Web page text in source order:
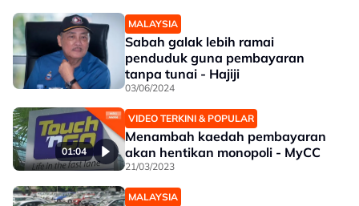
MALAYSIA
Sabah galak lebih ramai
penduduk guna pembayaran
tanpa tunai - Hajiji
03/06/2024
01:04
VIDEO TERKINI & POPULAR
Menambah kaedah pembayaran
akan hentikan monopoli - MyCC
21/03/2023
MALAYSIA